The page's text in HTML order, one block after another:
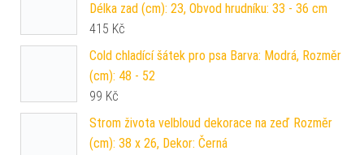
Délka zad (cm): 23, Obvod hrudníku: 33 - 36 cm
415 Kč
Cold chladící šátek pro psa Barva: Modrá, Rozměr
(cm): 48 - 52
99 Kč
Strom života velbloud dekorace na zeď Rozměr
(cm): 38 x 26, Dekor: Černá